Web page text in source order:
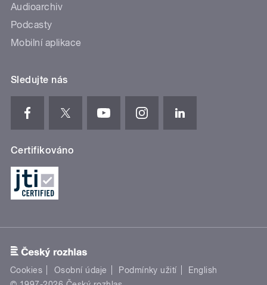
Audioarchiv
Podcasty
Mobilní aplikace
Sledujte nás
Certifikováno
Cookies Osobní údaje Podmínky užití
English